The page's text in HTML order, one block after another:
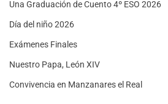
Una Graduación de Cuento 4º ESO 2026
Día del niño 2026
Exámenes Finales
Nuestro Papa, León XIV
Convivencia en Manzanares el Real